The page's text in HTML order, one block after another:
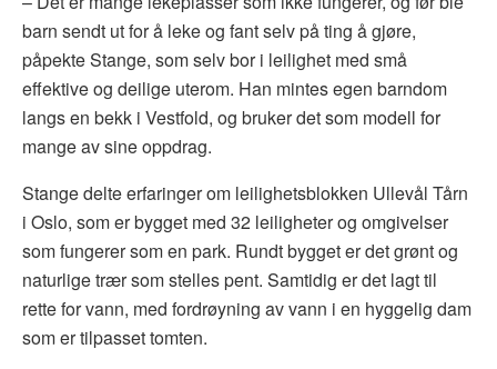
barn sendt ut for å leke og fant selv på ting å gjøre,
påpekte Stange, som selv bor i leilighet med små
effektive og deilige uterom. Han mintes egen barndom
langs en bekk i Vestfold, og bruker det som modell for
mange av sine oppdrag.
Stange delte erfaringer om leilighetsblokken Ullevål Tårn
i Oslo, som er bygget med 32 leiligheter og omgivelser
som fungerer som en park. Rundt bygget er det grønt og
naturlige trær som stelles pent. Samtidig er det lagt til
rette for vann, med fordrøyning av vann i en hyggelig dam
som er tilpasset tomten.